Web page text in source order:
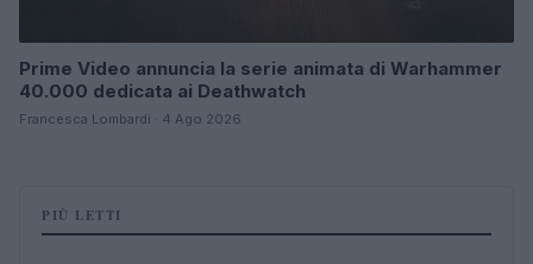
Prime Video annuncia la serie animata di Warhammer
40.000 dedicata ai Deathwatch
Francesca Lombardi · 4 Ago 2026
PIÙ LETTI